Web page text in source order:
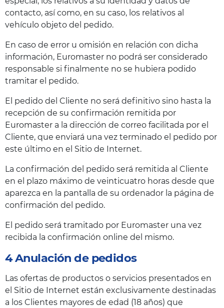
contacto, así como, en su caso, los relativos al
vehículo objeto del pedido.
En caso de error u omisión en relación con dicha
información, Euromaster no podrá ser considerado
responsable si finalmente no se hubiera podido
tramitar el pedido.
El pedido del Cliente no será definitivo sino hasta la
recepción de su confirmación remitida por
Euromaster a la dirección de correo facilitada por el
Cliente, que enviará una vez terminado el pedido por
este último en el Sitio de Internet.
La confirmación del pedido será remitida al Cliente
en el plazo máximo de veinticuatro horas desde que
aparezca en la pantalla de su ordenador la página de
confirmación del pedido.
El pedido será tramitado por Euromaster una vez
recibida la confirmación online del mismo.
4 Anulación de pedidos
Las ofertas de productos o servicios presentados en
el Sitio de Internet están exclusivamente destinadas
a los Clientes mayores de edad (18 años) que